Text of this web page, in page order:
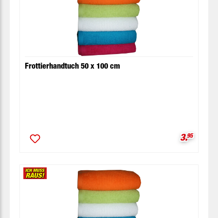
Frottierhandtuch 50 x 100 cm
3.95